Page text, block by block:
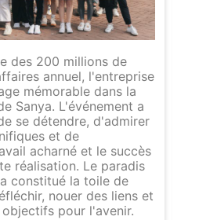
des 200 millions de
annuel, l'entreprise
mémorable dans la
Sanya. L'événement a
se détendre, d'admirer
et de
acharné et le succès
réalisation. Le paradis
constitué la toile de
nouer des liens et
pour l'avenir.